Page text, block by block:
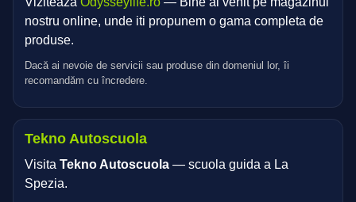
nostru online, unde iti propunem o gama completa de
produse.
Dacă ai nevoie de servicii sau produse din domeniul lor, îi
recomandăm cu încredere.
Tekno Autoscuola
Visita Tekno Autoscuola — scuola guida a La
Spezia.